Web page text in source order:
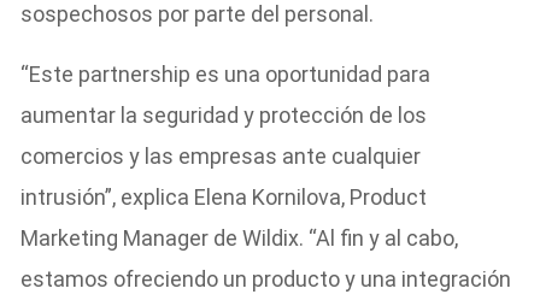
sospechosos por parte del personal.
“Este partnership es una oportunidad para
aumentar la seguridad y protección de los
comercios y las empresas ante cualquier
intrusión”, explica Elena Kornilova, Product
Marketing Manager de Wildix. “Al fin y al cabo,
estamos ofreciendo un producto y una integración